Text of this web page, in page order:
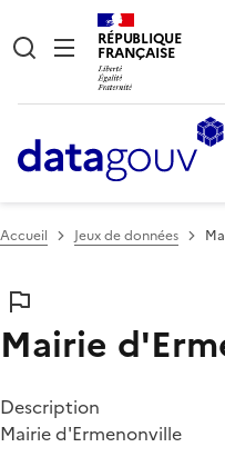
RÉPUBLIQUE
FRANÇAISE
Accueil Jeux de données
Mairie
Description
Mairie d'Ermenonville